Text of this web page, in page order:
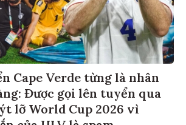
Cape Verde từng là nhân
Được gọi lên tuyển qua
lỡ World Cup 2026 vì